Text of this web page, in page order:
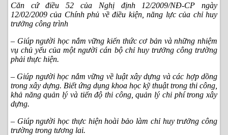
Căn cứ điều 52 của Nghị định 12/2009/NĐ-CP ngày
12/02/2009 của Chính phủ về điều kiện, năng lực của chỉ huy
trưởng công trình
– Giúp người học nắm vững kiến thức cơ bản và những nhiệm
vụ chủ yếu của một người cán bộ chỉ huy trưởng công trường
phải thực hiện.
– Giúp người học nắm vững về luật xây dựng và các hợp dồng
trong xây dựng. Biết ứng dụng khoa học kỹ thuật trong thi công,
khả năng quản lý và tiến độ thi công, quản lý chi phí trong xây
dựng.
– Giúp người học thực hiện hoài bảo làm chỉ huy trưởng công
trường trong tương lai.